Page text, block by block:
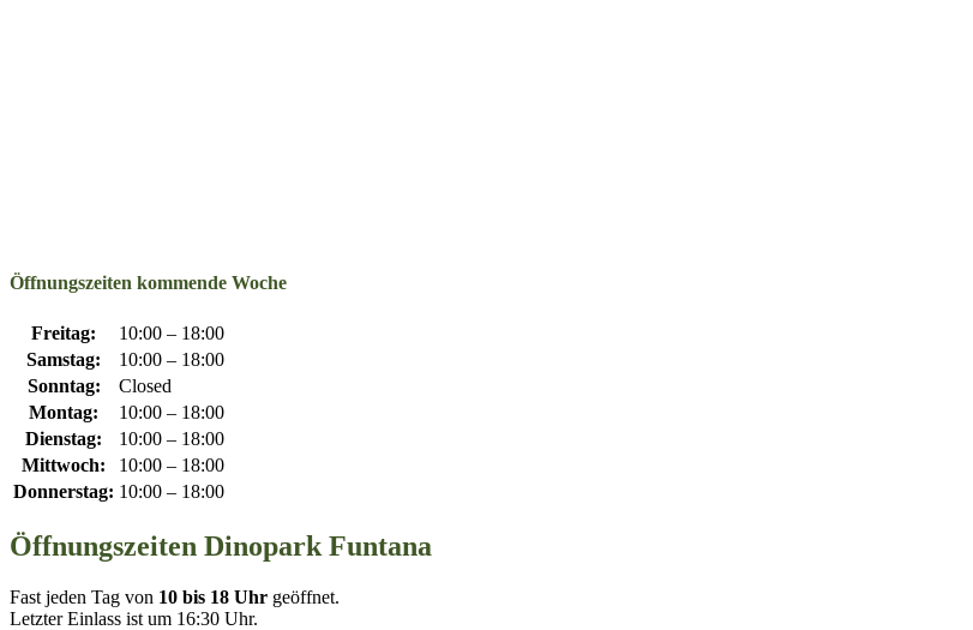
Öffnungszeiten kommende Woche
Freitag:
10:00 – 18:00
Samstag:
10:00 – 18:00
Sonntag:
Closed
Montag:
10:00 – 18:00
Dienstag:
10:00 – 18:00
Mittwoch:
10:00 – 18:00
Donnerstag: 10:00 – 18:00
Öffnungszeiten Dinopark Funtana
Fast jeden Tag von 10 bis 18 Uhr geöffnet.
Letzter Einlass ist um 16:30 Uhr.